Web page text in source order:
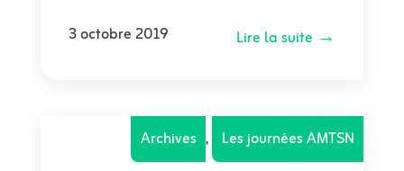
3 octobre 2019
Lire la suite →
Archives , Les journées AMTSN